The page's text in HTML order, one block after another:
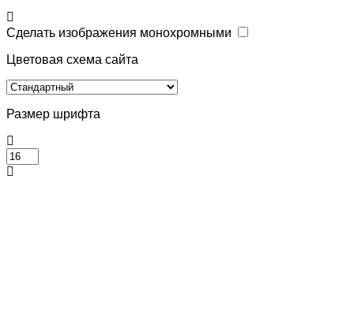
Сделать изображения монохромными
Цветовая схема сайта
Размер шрифта